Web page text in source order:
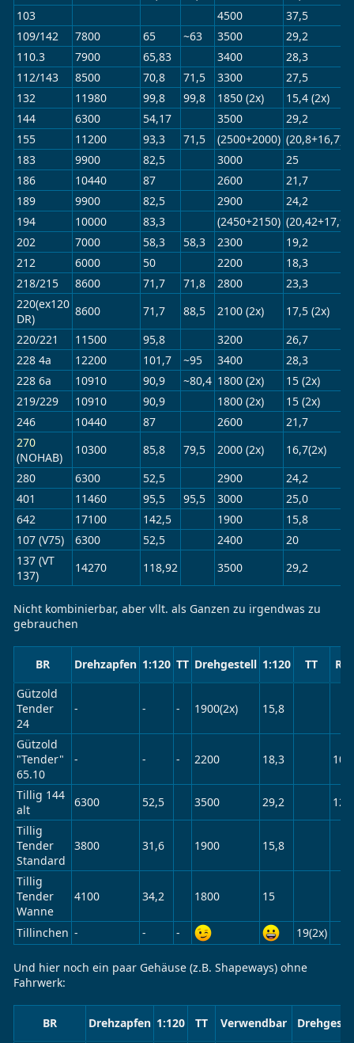
103
4500
37,5
109/142
7800 65 ~63 3500
29,2
110.3
7900 65,83 3400
28,3
112/143
8500 70,8 71,5 3300
27,5
132
11980 99,8 99,8 1850 (2x)
15,4 (2x)
144
6300 54,17 3500
29,2
155
11200 93,3 71,5 (2500+2000) (20,8+16,7)
183
9900 82,5 3000
25
186
10440 87 2600
21,7
189
9900 82,5 2900
24,2
194
10000 83,3 (2450+2150)
202
7000 58,3 58,3 2300
19,2
212
6000 50 2200
18,3
218/215
8600 71,7 71,8 2800
23,3
220(ex120
DR)
8600 71,7 88,5 2100 (2x)
17,5 (2x)
220/221
11500 95,8 3200
26,7
228 4a
12200 101,7 ~95 3400
28,3
228 6a
10910 90,9 ~80,4 1800 (2x)
15 (2x)
219/229
10910 90,9 1800 (2x)
15 (2x)
246
10440 87 2600
21,7
270
(NOHAB)
10300 85,8 79,5 2000 (2x)
16,7(2x)
280
6300 52,5 2900
24,2
401
11460 95,5 95,5 3000
25,0
642
17100 142,5 1900
15,8
107 (V75)
6300 52,5 2400
20
137 (VT
137)
14270 118,92 3500 29,2
Nicht kombinierbar, aber vllt. als Ganzen zu irgendwas zu
gebrauchen
BR Drehzapfen 1:120 TT Drehgestell 1:120 TT
Gützold
Tender
24
- - - 1900(2x) 15,8
Gützold
"Tender"
65.10
- - - 2200 18,3
Tillig 144
alt
6300 52,5 3500 29,2
Tillig
Tender
Standard
3800 31,6 1900 15,8
Tillig
Tender
Wanne
4100 34,2 1800 15
Tillinchen - - - 19(2x)
Und hier noch ein paar Gehäuse (z.B. Shapeways) ohne
Fahrwerk:
BR Drehzapfen 1:120 TT Verwendbar